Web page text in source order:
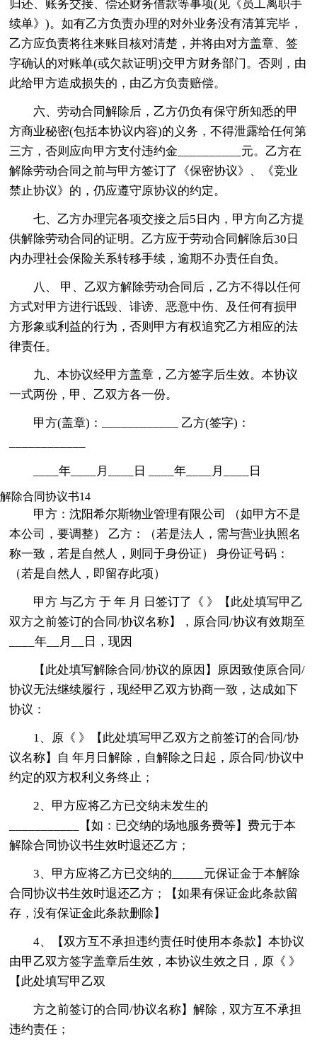
归还、账务交接、偿还财务借款等事项(见《员工离职手
续单》)。如有乙方负责办理的对外业务没有清算完毕，
乙方应负责将往来账目核对清楚，并将由对方盖章、签
字确认的对账单(或欠款证明)交甲方财务部门。否则，由
此给甲方造成损失的，由乙方负责赔偿。
六、劳动合同解除后，乙方仍负有保守所知悉的甲
方商业秘密(包括本协议内容)的义务，不得泄露给任何第
三方，否则应向甲方支付违约金__________元。乙方在
解除劳动合同之前与甲方签订了《保密协议》、《竞业
禁止协议》的，仍应遵守原协议的约定。
七、乙方办理完各项交接之后5日内，甲方向乙方提
供解除劳动合同的证明。乙方应于劳动合同解除后30日
内办理社会保险关系转移手续，逾期不办责任自负。
八、 甲、乙双方解除劳动合同后，乙方不得以任何
方式对甲方进行诋毁、诽谤、恶意中伤、及任何有损甲
方形象或利益的行为，否则甲方有权追究乙方相应的法
律责任。
九、本协议经甲方盖章，乙方签字后生效。本协议
一式两份，甲、乙双方各一份。
甲方(盖章)：____________ 乙方(签字)：
____年____月____日 ____年____月____日
解除合同协议书14
甲方：沈阳希尔斯物业管理有限公司 （如甲方不是
本公司，要调整） 乙方：（若是法人，需与营业执照名
称一致，若是自然人，则同于身份证） 身份证号码：
（若是自然人，即留存此项）
甲方 与乙方 于 年 月 日签订了《 》【此处填写甲乙
双方之前签订的合同/协议名称】，原合同/协议有效期至
____年__月__日，现因
【此处填写解除合同/协议的原因】原因致使原合同/
协议无法继续履行，现经甲乙双方协商一致，达成如下
协议：
1、原《 》【此处填写甲乙双方之前签订的合同/协
议名称】自 年月日解除，自解除之日起，原合同/协议中
约定的双方权利义务终止；
2、甲方应将乙方已交纳未发生的
___________【如：已交纳的场地服务费等】费元于本
解除合同协议书生效时退还乙方；
3、甲方应将乙方已交纳的_____元保证金于本解除
合同协议书生效时退还乙方；【如果有保证金此条款留
存，没有保证金此条款删除】
4、【双方互不承担违约责任时使用本条款】本协议
由甲乙双方签字盖章后生效，本协议生效之日，原《 》
【此处填写甲乙双
方之前签订的合同/协议名称】解除，双方互不承担
违约责任；